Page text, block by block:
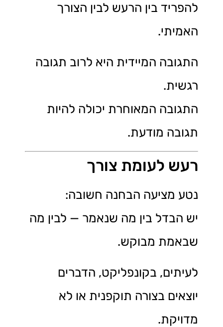
להפריד בין הרעש לבין הצורך
האמיתי.
התגובה המיידית היא לרוב תגובה
רגשית.
התגובה המאוחרת יכולה להיות
תגובה מודעת.
רעש לעומת צורך
נטע מציעה הבחנה חשובה:
יש הבדל בין מה שנאמר — לבין מה
שבאמת מבוקש.
לעיתים, בקונפליקט, הדברים
יוצאים בצורה תוקפנית או לא
מדויקת.